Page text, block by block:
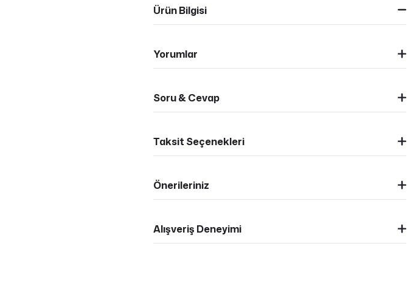
Ürün Bilgisi
Yorumlar
Soru & Cevap
Taksit Seçenekleri
Önerileriniz
Alışveriş Deneyimi